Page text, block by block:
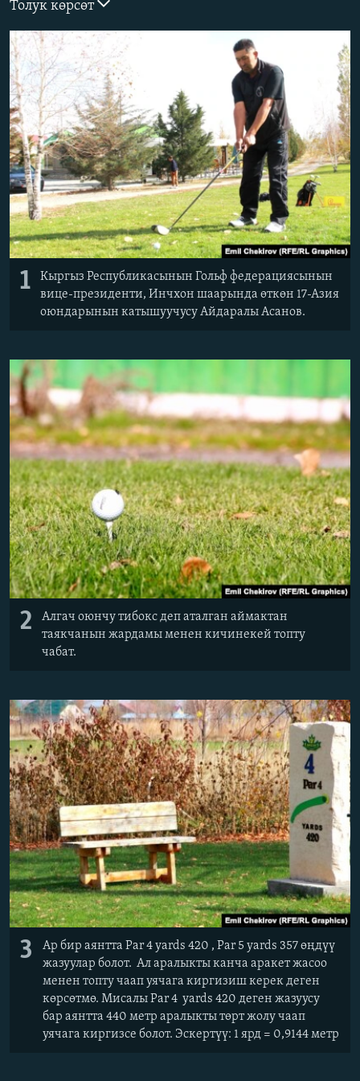
ЭЖЕ-СИҢДИЛЕР
АЗАТТЫК+
ЫҢГАЙСЫЗ СУРООЛОР
ОНЛАЙН ШЕРИНЕ
ЭЕ/АРнун бардык сайттары
Толук көрсөт
1
Кыргыз Республикасынын Гольф федерациясынын
вице-президенти, Инчхон шаарында өткөн 17-Азия
оюндарынын катышуучусу Айдаралы Асанов.
2
Алгач оюнчу тибокс деп аталган аймактан
таякчанын жардамы менен кичинекей топту
чабат.
3
Ар бир аянтта Par 4 yards 420 , Par 5 yards 357 өңдүү
жазуулар болот. Ал аралыкты канча аракет жасоо
менен топту чаап уячага киргизиш керек деген
көрсөтмө. Мисалы Par 4 yards 420 деген жазуусу
бар аянтта 440 метр аралыкты төрт жолу чаап
уячага киргизсе болот. Эскертүү: 1 ярд = 0,9144 метр